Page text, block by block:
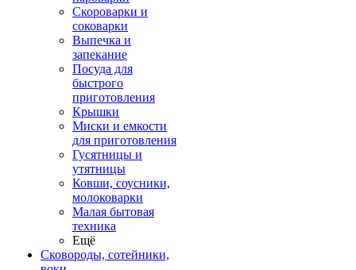
Скороварки и
соковарки
Выпечка и
запекание
Посуда для
быстрого
приготовления
Крышки
Миски и емкости
для приготовления
Гусятницы и
утятницы
Ковши, соусники,
молоковарки
Малая бытовая
техника
Ещё
Сковороды, сотейники,